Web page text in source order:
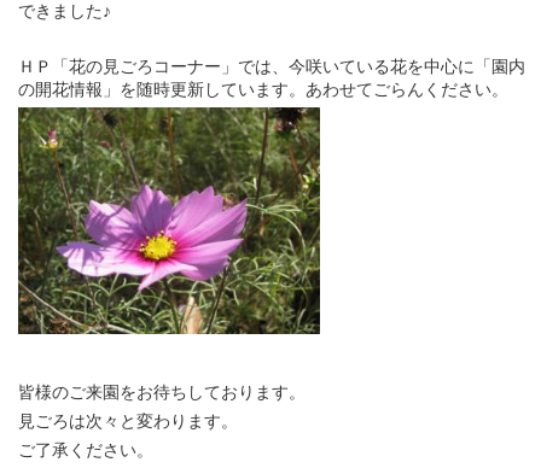
できました♪
ＨＰ「花の見ごろコーナー」では、今咲いている花を中心に「園内
の開花情報」を随時更新しています。あわせてごらんください。
皆様のご来園をお待ちしております。
見ごろは次々と変わります。
ご了承ください。